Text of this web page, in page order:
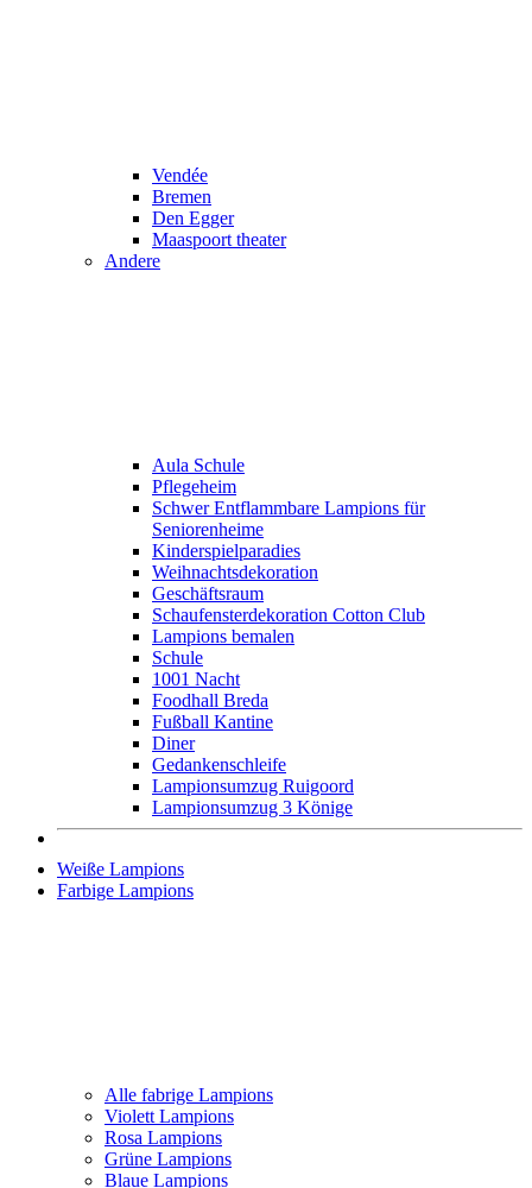
Vendée
Bremen
Den Egger
Maaspoort theater
Andere
Aula Schule
Pflegeheim
Schwer Entflammbare Lampions für
Seniorenheime
Kinderspielparadies
Weihnachtsdekoration
Geschäftsraum
Schaufensterdekoration Cotton Club
Lampions bemalen
Schule
1001 Nacht
Foodhall Breda
Fußball Kantine
Diner
Gedankenschleife
Lampionsumzug Ruigoord
Lampionsumzug 3 Könige
Weiße Lampions
Farbige Lampions
Alle fabrige Lampions
Violett Lampions
Rosa Lampions
Grüne Lampions
Blaue Lampions